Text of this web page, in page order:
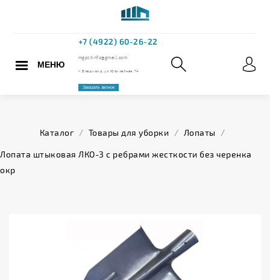
МЕНЮ
Каталог / Товары для уборки / Лопаты /
Лопата штыковая ЛКО-3 с ребрами жесткости без черенка
окр